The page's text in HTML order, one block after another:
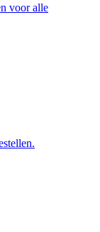
voor alle